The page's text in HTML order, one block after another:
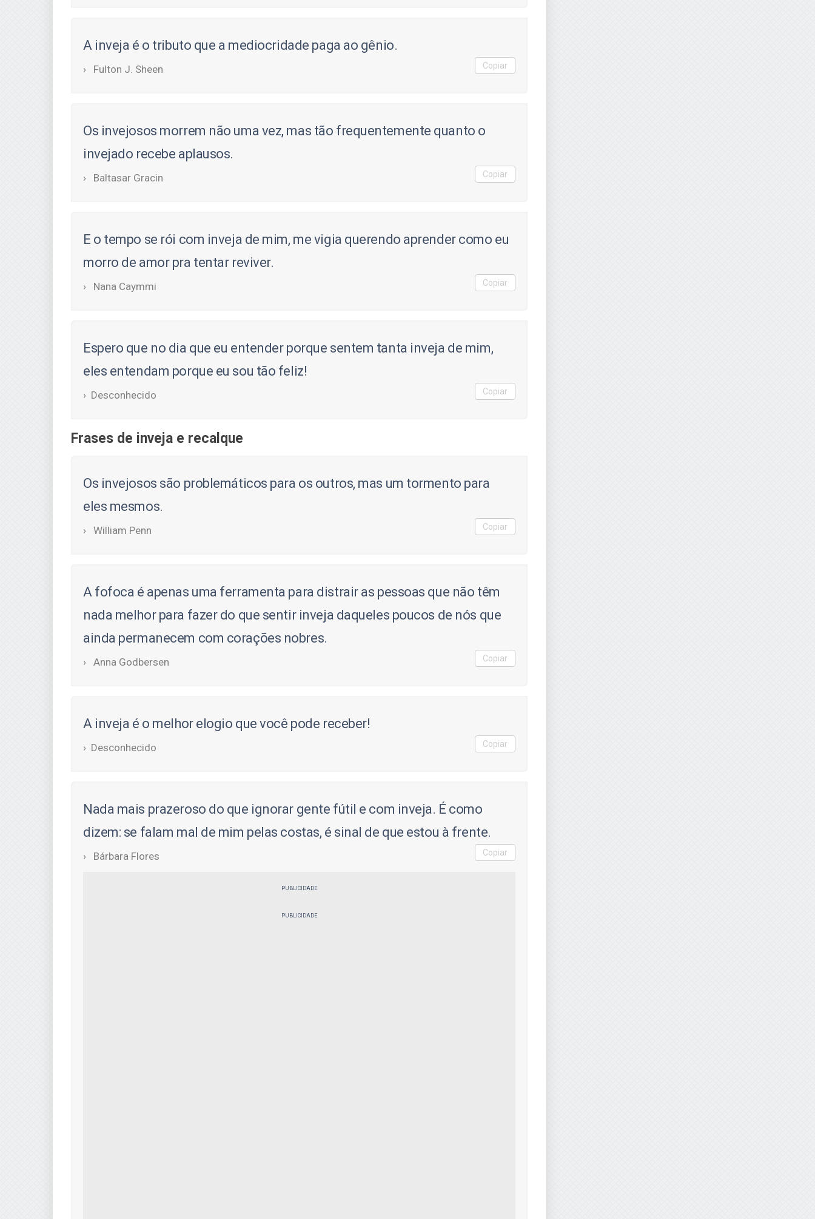
A inveja é o tributo que a mediocridade paga ao gênio.
Fulton J. Sheen Copiar
Os invejosos morrem não uma vez, mas tão frequentemente quanto o
invejado recebe aplausos.
Baltasar Gracin Copiar
E o tempo se rói com inveja de mim, me vigia querendo aprender como eu
morro de amor pra tentar reviver.
Nana Caymmi Copiar
Espero que no dia que eu entender porque sentem tanta inveja de mim,
eles entendam porque eu sou tão feliz!
Desconhecido Copiar
Frases de inveja e recalque
Os invejosos são problemáticos para os outros, mas um tormento para
eles mesmos.
William Penn Copiar
A fofoca é apenas uma ferramenta para distrair as pessoas que não têm
nada melhor para fazer do que sentir inveja daqueles poucos de nós que
ainda permanecem com corações nobres.
Anna Godbersen Copiar
A inveja é o melhor elogio que você pode receber!
Desconhecido Copiar
Nada mais prazeroso do que ignorar gente fútil e com inveja. É como
dizem: se falam mal de mim pelas costas, é sinal de que estou à frente.
Bárbara Flores Copiar
PUBLICIDADE
PUBLICIDADE